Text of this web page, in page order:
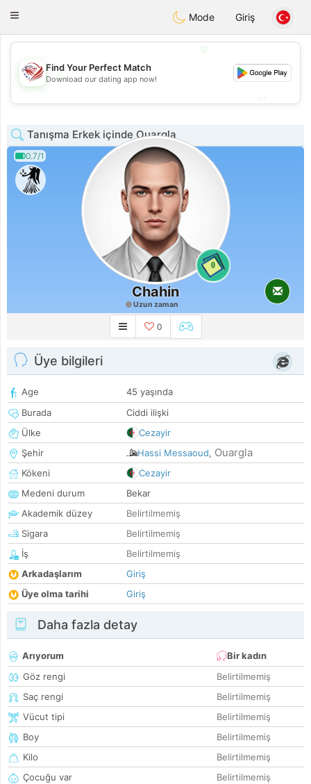
Dating
Toggle
Mode Giriş
💖
💕
Find Your Perfect Match
Download our dating app now!
Tanışma Erkek içinde Ouargla
0.7/1
0
Chahin
Uzun zaman
0
Üye bilgileri
Age
45 yaşında
Burada
Ciddi ilişki
Ülke
Cezayir
Şehir
Hassi Messaoud, Ouargla
Kökeni
Cezayir
Medeni durum
Bekar
Akademik düzey
Belirtilmemiş
Sigara
Belirtilmemiş
İş
Belirtilmemiş
Arkadaşlarım
Giriş
Üye olma tarihi
Giriş
Daha fazla detay
Arıyorum
Bir kadın
Göz rengi
Belirtilmemiş
Saç rengi
Belirtilmemiş
Vücut tipi
Belirtilmemiş
Boy
Belirtilmemiş
Kilo
Belirtilmemiş
Çocuğu var
Belirtilmemiş